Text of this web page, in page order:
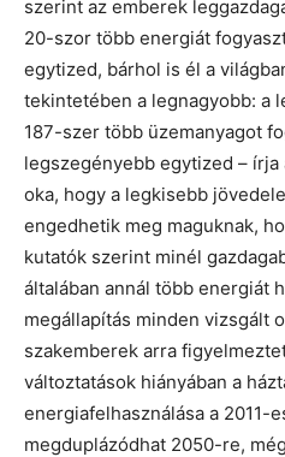
szerint az emberek
20-szor több energiát
egytized, bárhol is él a
tekintetében a legnagyobb: a
187-szer több üzemanyagot
legszegényebb egytized –
oka, hogy a legkisebb
engedhetik meg maguknak,
kutatók szerint minél
általában annál több energiát
megállapítás minden vizsgált
szakemberek arra
változtatások hiányában a
energiafelhasználása a 2011-
megduplázódhat 2050-re,